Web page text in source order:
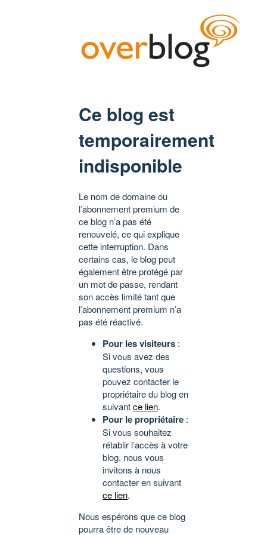
Ce blog est
temporairement
indisponible
Le nom de domaine ou
l’abonnement premium de
ce blog n’a pas été
renouvelé, ce qui explique
cette interruption. Dans
certains cas, le blog peut
également être protégé par
un mot de passe, rendant
son accès limité tant que
l’abonnement premium n’a
pas été réactivé.
Pour les visiteurs :
Si vous avez des
questions, vous
pouvez contacter le
propriétaire du blog en
suivantce lien.
Pour le propriétaire :
Si vous souhaitez
rétablir l’accès à votre
blog, nous vous
invitons à nous
contacter en suivant
ce lien.
Nous espérons que ce blog
pourra être de nouveau